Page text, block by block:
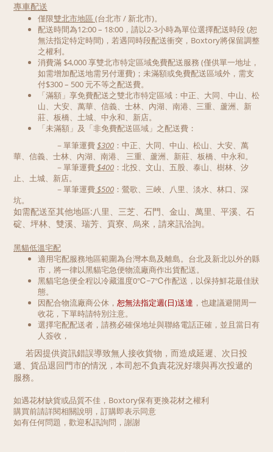
專車配送
僅限雙北市地區 (台北市 / 新北市)。
配送時間為12:00 – 18:00，請以2-3小時為單位選擇配送時段 (恕
無法指定特定時間)，若遇同時段配送衝突，Boxtory將保留調整
之權利。
消費滿 $4,000 享雙北市特定區域免費配送服務 (僅供單一地址，
如需增加配送地需另付運費)；未滿額或免費配送區域外，需支
付$300 – 500 元不等之配送費。
「滿額」享免費配送之雙北市特定區域：中正、大同、中山、松
山、大安、萬華、信義、士林、內湖、南港、三重、蘆洲、新
莊、板橋、土城、中永和、新店。
「未滿額」及「非免費配送區域」之配送費：
－單筆運費$300 ： 中正、大同、中山、松山、大安、萬
華、信義、士林、內湖、南港、
三重、蘆洲、新莊、板橋、中永和。
－單筆運費$400 ：北投、文山、五股、泰山、樹林、汐
止、土城、新店。
－單筆運費$500 ：鶯歌、三峽、八里、淡水、林口、深
坑。
如需配送至其他地區:八里、三芝、石門、金山、萬里、平溪、石
碇、坪林、雙溪、瑞芳、貢寮、烏來，請來訊洽詢。
黑貓低溫宅配
適用宅配服務地區範圍為台灣本島及離島。台北及新北以外的縣
市，將一律以黑貓宅急便物流廠商作出貨配送。
黑貓宅急便全程以冷藏溫度0℃~7℃作配送，以保持鮮花最佳狀
態。
因配合物流廠商公休， 恕無法指定週(日)送達 ，也建議避開周一
收花，下單時請特別注意。
選擇宅配配送者，請務必確保地址與聯絡電話正確，並且當日有
人簽收，
若因提供資訊錯誤導致無人接收貨物，而造成延遲、次日投
遞、貨品退回門市的情況，本司恕不負責花況好壞與再次投遞的
服務。
如遇花材缺貨或品質不佳，Boxtory保有更換花材之權利
購買前請詳閱相關說明，訂購即表示同意
如有任何問題，歡迎私訊詢問，謝謝